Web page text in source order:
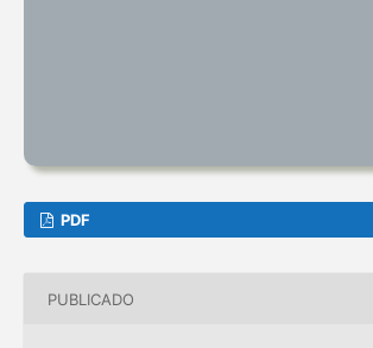
PDF
PUBLICADO